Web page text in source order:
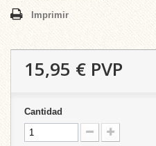
Imprimir
15,95 € PVP
Cantidad